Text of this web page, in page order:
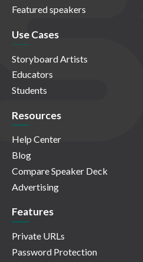
Featured speakers
Use Cases
Storyboard Artists
Educators
Students
Resources
Help Center
Blog
Compare Speaker Deck
Advertising
Features
Private URLs
Password Protection